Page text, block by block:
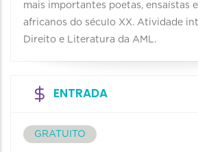
mais importantes poetas, ensaístas
africanos do século XX. Atividade
Direito e Literatura da AML.
ENTRADA
GRATUITO